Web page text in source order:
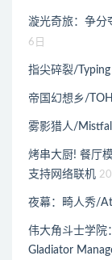
漩光奇旅：争分
6日
指尖碎裂/Typing
帝国幻想乡/
雾影猎人/
烤串大厨! 餐厅
支持网络联机
夜幕：畸人秀/
伟大角斗士学院
Gladiator